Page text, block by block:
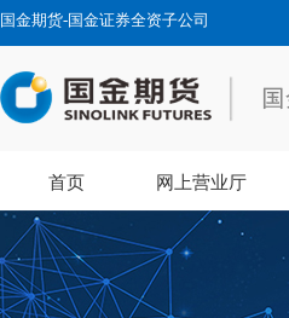
国金期货-国金证券全资子公司
首页 网上营业厅